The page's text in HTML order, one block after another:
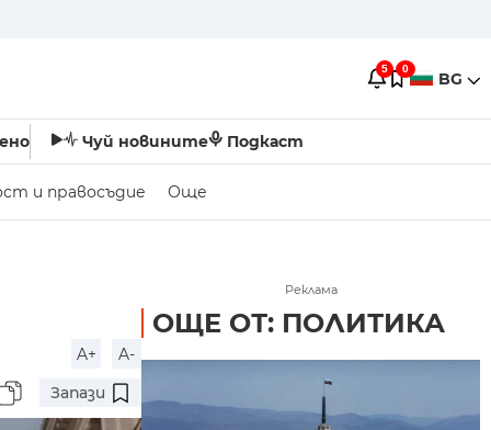
5 0 BG
Чуй новините Подкаст
и правосъдие Още
A+
A-
Запази
Реклама
ОЩЕ ОТ: ПОЛИТИКА